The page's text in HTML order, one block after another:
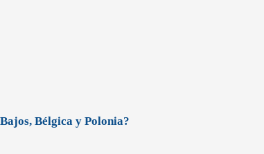
Bélgica y Polonia?